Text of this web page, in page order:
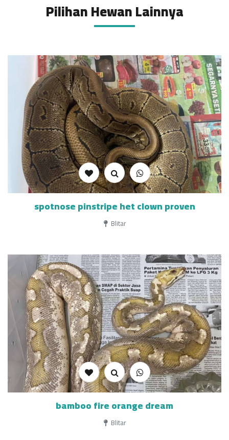
Pilihan Hewan Lainnya
spotnose pinstripe het clown proven
Blitar
bamboo fire orange dream
Blitar